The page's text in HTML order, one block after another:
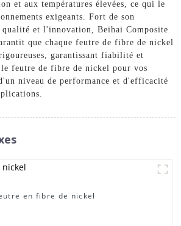
et aux températures élevées, ce qui le
exigeants. Fort de son
qualité et l'innovation, Beihai Composite
que chaque feutre de fibre de nickel
garantissant fiabilité et
feutre de fibre de nickel pour vos
niveau de performance et d'efficacité
en fibre de nickel